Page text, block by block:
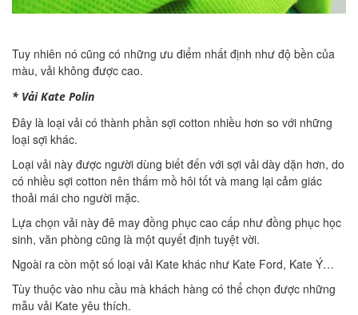
Tuy nhiên nó cũng có những ưu điểm nhất định như độ bền của
màu, vải không được cao.
* Vải Kate Polin
Đây là loại vải có thành phần sợi cotton nhiều hơn so với những
loại sợi khác.
Loại vải này được người dùng biết đến với sợi vải dày dặn hơn, do
có nhiều sợi cotton nên thấm mồ hôi tốt và mang lại cảm giác
thoải mái cho người mặc.
Lựa chọn vải này đê may đồng phục cao cấp như đồng phục học
sinh, văn phòng cũng là một quyết định tuyệt vời.
Ngoài ra còn một số loại vải Kate khác như Kate Ford, Kate Ý…
Tùy thuộc vào nhu cầu mà khách hàng có thể chọn được những
mẫu vải Kate yêu thích.